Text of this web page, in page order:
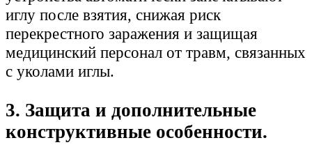
иглу после взятия, снижая риск
перекрестного заражения и защищая
медицинский персонал от травм, связанных
с уколами иглы.
3. Защита и дополнительные
конструктивные особенности.